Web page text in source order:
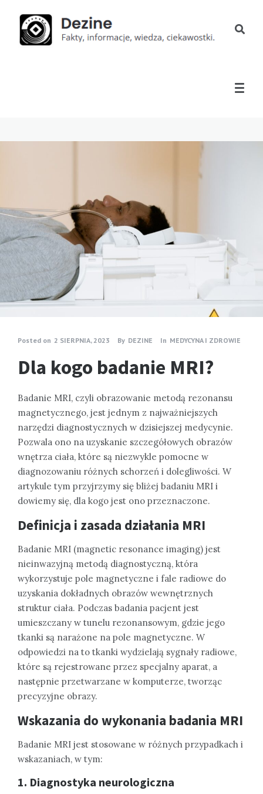
Posted on 2 SIERPNIA, 2023 By DEZINE In MEDYCYNA I ZDROWIE
Dla kogo badanie MRI?
Badanie MRI, czyli obrazowanie metodą rezonansu
magnetycznego, jest jednym z najważniejszych
narzędzi diagnostycznych w dzisiejszej medycynie.
Pozwala ono na uzyskanie szczegółowych obrazów
wnętrza ciała, które są niezwykle pomocne w
diagnozowaniu różnych schorzeń i dolegliwości. W
artykule tym przyjrzymy się bliżej badaniu MRI i
dowiemy się, dla kogo jest ono przeznaczone.
Definicja i zasada działania MRI
Badanie MRI (magnetic resonance imaging) jest
nieinwazyjną metodą diagnostyczną, która
wykorzystuje pole magnetyczne i fale radiowe do
uzyskania dokładnych obrazów wewnętrznych
struktur ciała. Podczas badania pacjent jest
umieszczany w tunelu rezonansowym, gdzie jego
tkanki są narażone na pole magnetyczne. W
odpowiedzi na to tkanki wydzielają sygnały radiowe,
które są rejestrowane przez specjalny aparat, a
następnie przetwarzane w komputerze, tworząc
precyzyjne obrazy.
Wskazania do wykonania badania MRI
Badanie MRI jest stosowane w różnych przypadkach i
wskazaniach, w tym:
1. Diagnostyka neurologiczna